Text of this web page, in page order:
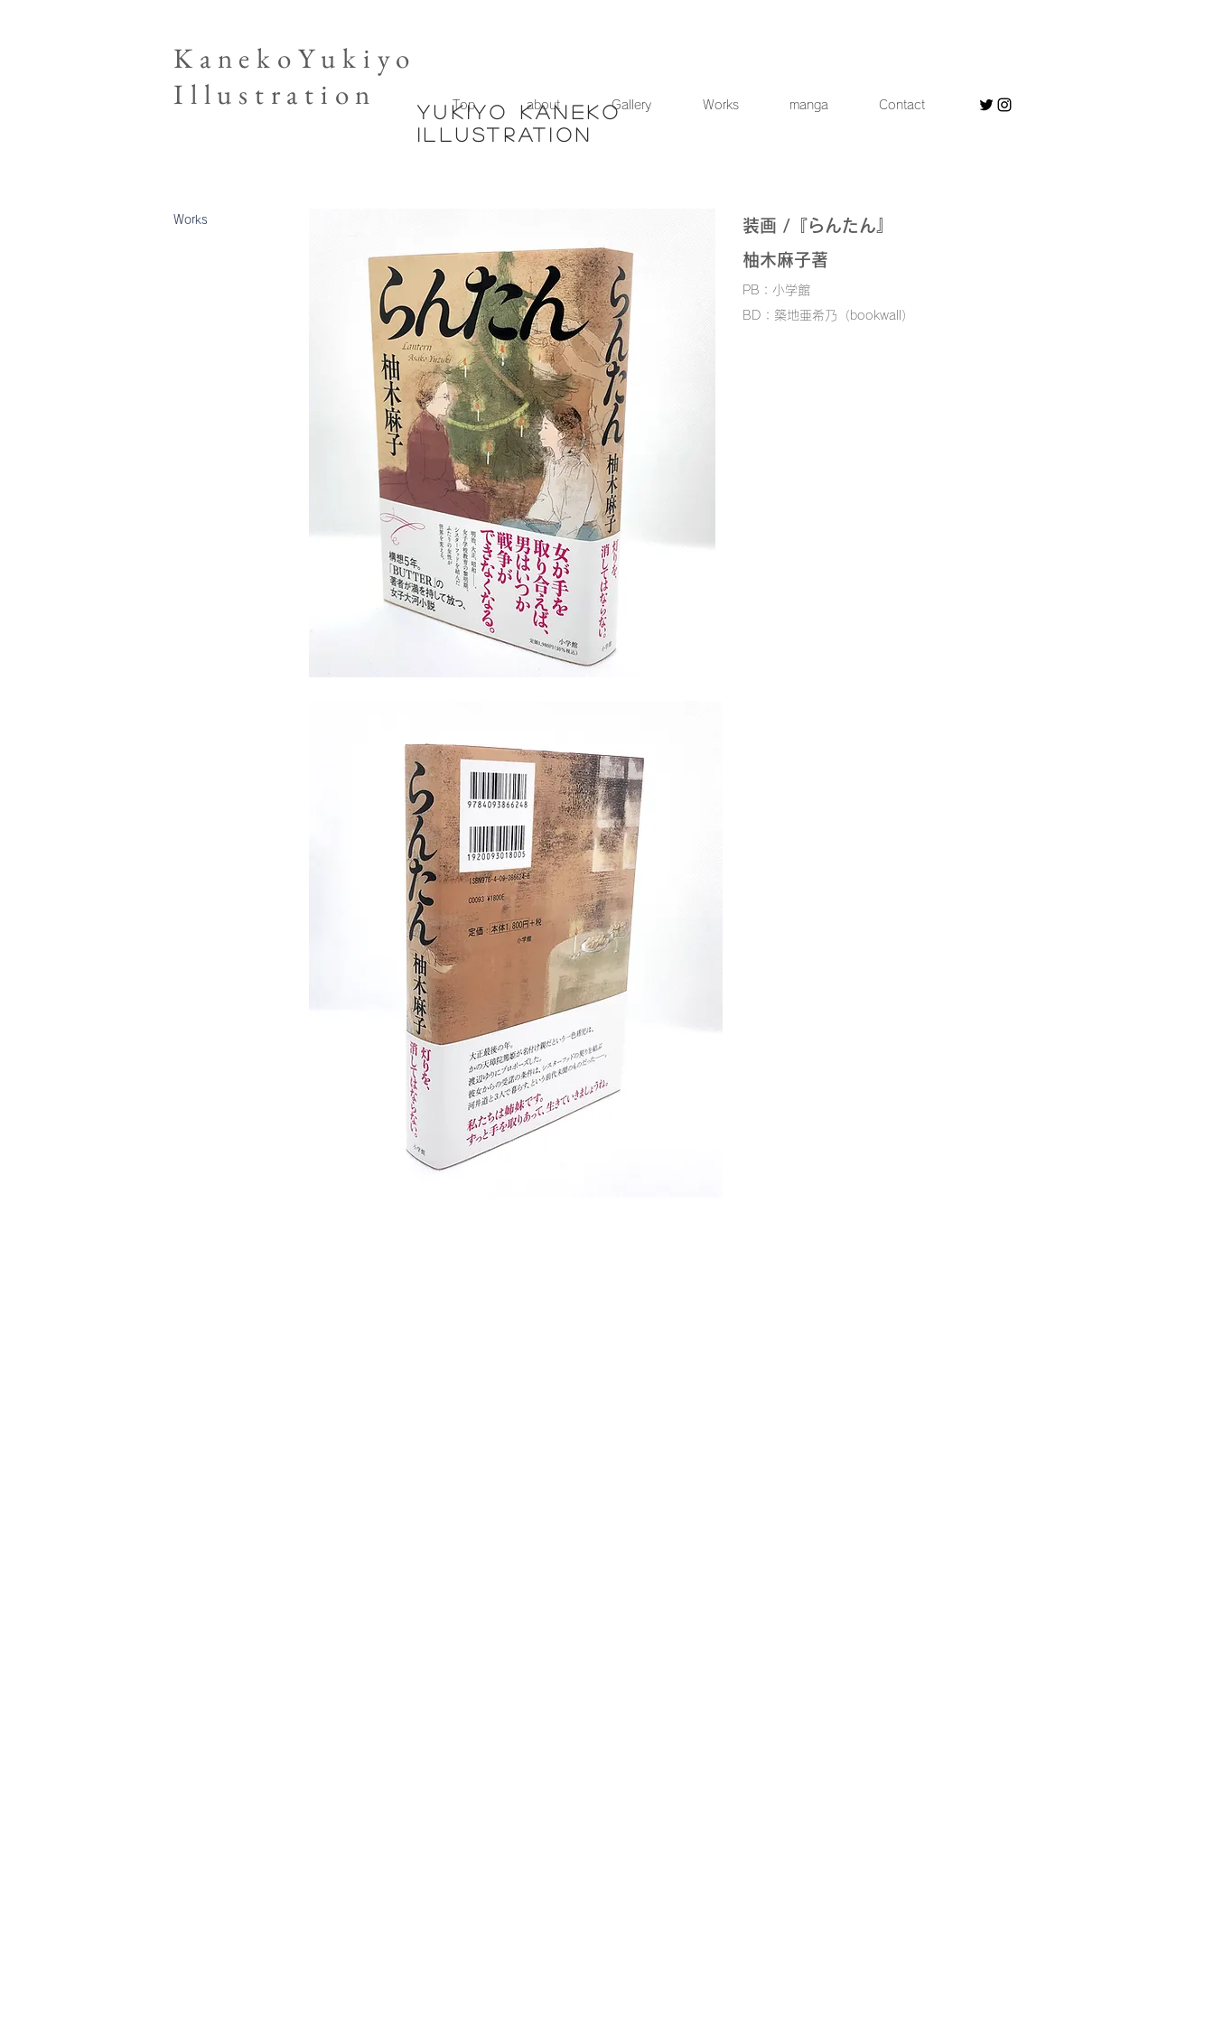
KanekoYukiyo
Illustration
Top about Gallery Works manga Contact
yukiyo kaneko
illustration
Works ​装画 /『らんたん
柚木麻子著
PB：小学館
BD：築地亜希乃（bookwall）